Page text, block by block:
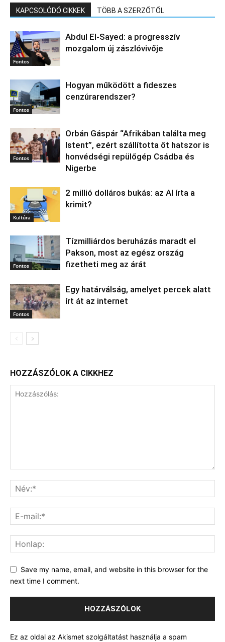
KAPCSOLÓDÓ CIKKEK TÖBB A SZERZŐTŐL
Fontos
Abdul El‑Sayed: a progresszív
mozgalom új zászlóvivője
Fontos
Hogyan működött a fideszes
cenzúrarendszer?
Fontos
Orbán Gáspár “Afrikában találta meg
Istent”, ezért szállította őt hatszor is
honvédségi repülőgép Csádba és
Nigerbe
Kultúra
2 millió dolláros bukás: az AI írta a
krimit?
Fontos
Tízmilliárdos beruházás maradt el
Pakson, most az egész ország
fizetheti meg az árát
Fontos
Egy határválság, amelyet percek alatt
írt át az internet
HOZZÁSZÓLOK A CIKKHEZ
Save my name, email, and website in this browser for the
next time I comment.
Ez az oldal az Akismet szolgáltatást használja a spam